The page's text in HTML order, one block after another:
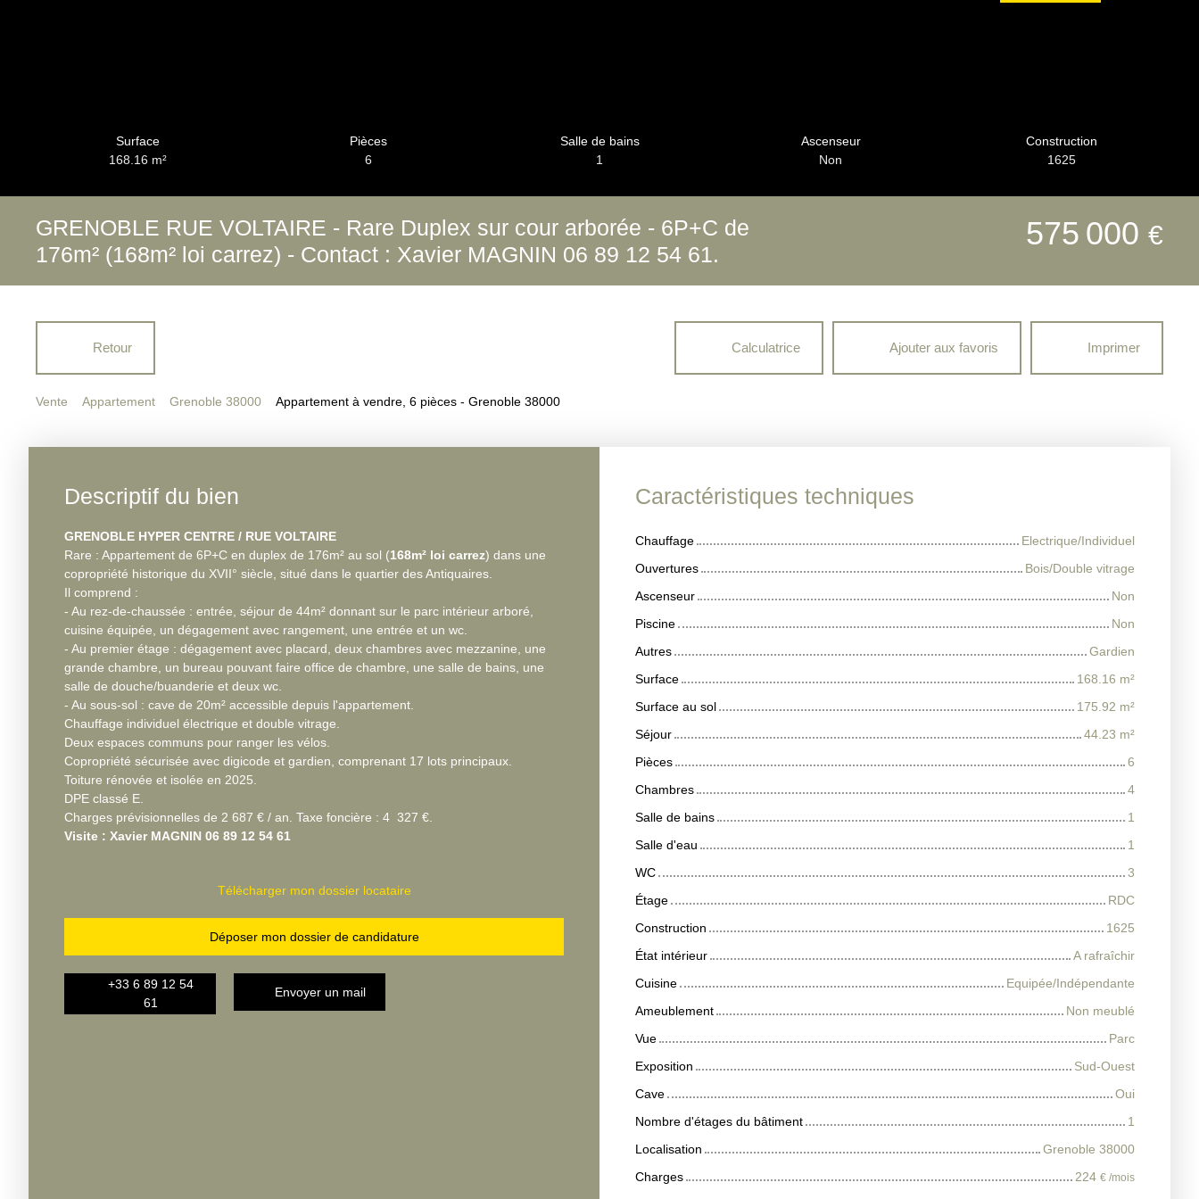
Surface
168.16 m²
Pièces
6
Salle de bains
1
Ascenseur
Non
Construction
1625
GRENOBLE RUE VOLTAIRE - Rare Duplex sur cour arborée - 6P+C de
176m² (168m² loi carrez) - Contact : Xavier MAGNIN 06 89 12 54 61.
575 000 €
Retour Calculatrice Ajouter aux favoris Imprimer
Vente Appartement Grenoble 38000 Appartement à vendre, 6 pièces - Grenoble 38000
Descriptif du bien
GRENOBLE HYPER CENTRE / RUE VOLTAIRE
Rare : Appartement de 6P+C en duplex de 176m² au sol (168m² loi carrez) dans une
copropriété historique du XVII° siècle, situé dans le quartier des Antiquaires.
Il comprend :
- Au rez-de-chaussée : entrée, séjour de 44m² donnant sur le parc intérieur arboré,
cuisine équipée, un dégagement avec rangement, une entrée et un wc.
- Au premier étage : dégagement avec placard, deux chambres avec mezzanine, une
grande chambre, un bureau pouvant faire office de chambre, une salle de bains, une
salle de douche/buanderie et deux wc.
- Au sous-sol : cave de 20m² accessible depuis l'appartement.
Chauffage individuel électrique et double vitrage.
Deux espaces communs pour ranger les vélos.
Copropriété sécurisée avec digicode et gardien, comprenant 17 lots principaux.
Toiture rénovée et isolée en 2025.
DPE classé E.
Charges prévisionnelles de 2 687 € / an. Taxe foncière : 4 327 €.
Visite : Xavier MAGNIN 06 89 12 54 61
Télécharger mon dossier locataire
Déposer mon dossier de candidature
+33 6 89 12 54
61
Envoyer un mail
Caractéristiques techniques
Chauffage
Electrique/Individuel
Ouvertures
Bois/Double vitrage
Ascenseur
Non
Piscine
Non
Autres
Gardien
Surface
168.16 m²
Surface au sol
175.92 m²
Séjour
44.23 m²
Pièces
6
Chambres
4
Salle de bains
1
Salle d'eau
1
WC
3
Étage
RDC
Construction
1625
État intérieur
A rafraîchir
Cuisine
Equipée/Indépendante
Ameublement
Non meublé
Vue
Parc
Exposition
Sud-Ouest
Cave
Oui
Nombre d'étages du bâtiment
1
Localisation
Grenoble 38000
Charges
224 € /mois